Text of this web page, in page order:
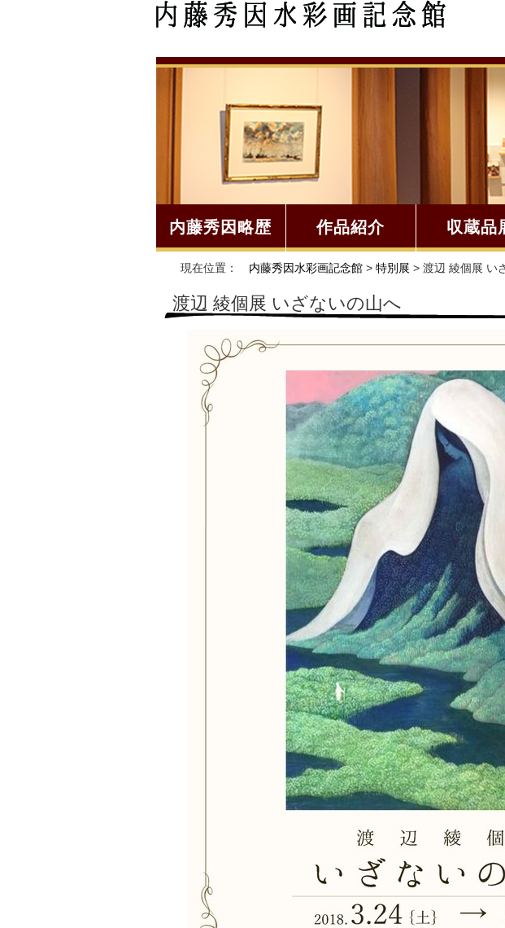
内藤秀因略歴 作品紹介 収蔵品
現在位置： 内藤秀因水彩画記念館 > 特別展 > 渡辺 綾個展 い
渡辺 綾個展 いざないの山へ